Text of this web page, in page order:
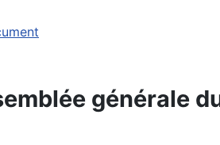
générale